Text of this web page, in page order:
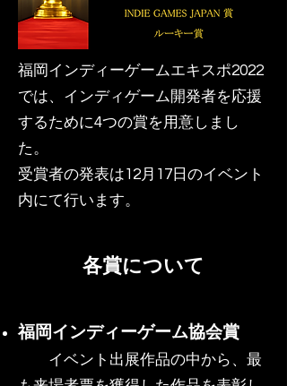
福岡インディーゲームエキスポ2022
では、​インディゲーム開発者を応援
するために4つの賞を用意しまし
た。
​受賞者の発表は12月17日のイベント
内にて行います。
各賞について
福岡インディーゲーム協会賞
イベント出展作品の中から、最